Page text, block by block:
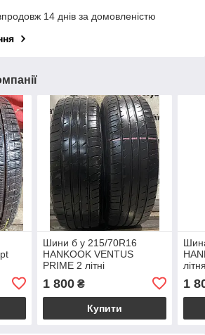
14 днів за домовленістю
Шини б у 215/70R16
HANKOOK VENTUS
PRIME 2 літні
1 800₴
Купити
1